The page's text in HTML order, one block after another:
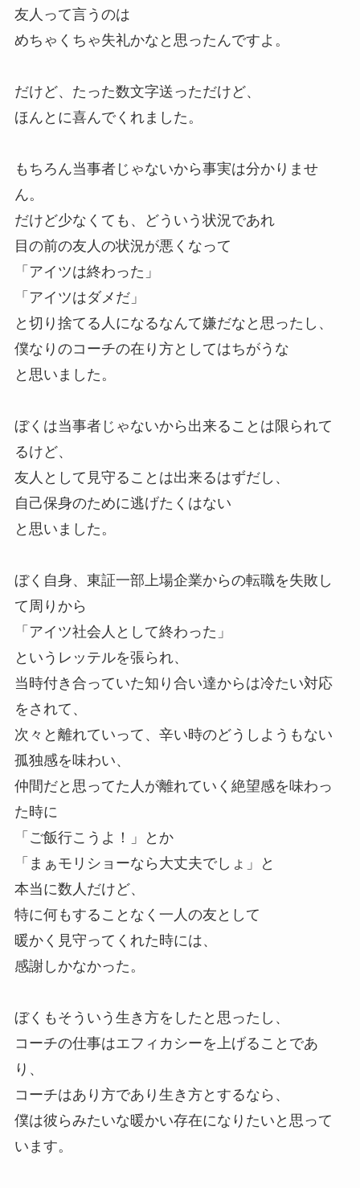
友人って言うのは
めちゃくちゃ失礼かなと思ったんですよ。
だけど、たった数文字送っただけど、
ほんとに喜んでくれました。
もちろん当事者じゃないから事実は分かりませ
ん。
だけど少なくても、どういう状況であれ
目の前の友人の状況が悪くなって
「アイツは終わった」
「アイツはダメだ」
と切り捨てる人になるなんて嫌だなと思ったし、
僕なりのコーチの在り方としてはちがうな
と思いました。
ぼくは当事者じゃないから出来ることは限られて
るけど、
友人として見守ることは出来るはずだし、
自己保身のために逃げたくはない
と思いました。
ぼく自身、東証一部上場企業からの転職を失敗し
て周りから
「アイツ社会人として終わった」
というレッテルを張られ、
当時付き合っていた知り合い達からは冷たい対応
をされて、
次々と離れていって、辛い時のどうしようもない
孤独感を味わい、
仲間だと思ってた人が離れていく絶望感を味わっ
た時に
「ご飯行こうよ！」とか
「まぁモリショーなら大丈夫でしょ」と
本当に数人だけど、
特に何もすることなく一人の友として
暖かく見守ってくれた時には、
感謝しかなかった。
ぼくもそういう生き方をしたと思ったし、
コーチの仕事はエフィカシーを上げることであ
り、
コーチはあり方であり生き方とするなら、
僕は彼らみたいな暖かい存在になりたいと思って
います。